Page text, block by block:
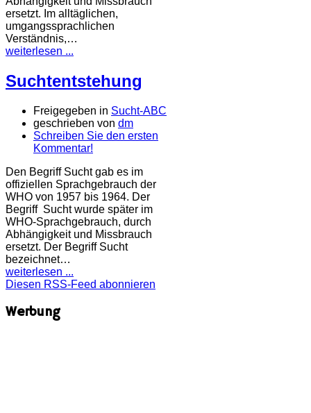
ersetzt. Im alltäglichen,
umgangssprachlichen
Verständnis,…
weiterlesen ...
Suchtentstehung
Freigegeben in Sucht-ABC
geschrieben von dm
Schreiben Sie den ersten
Kommentar!
Den Begriff Sucht gab es im
offiziellen Sprachgebrauch der
WHO von 1957 bis 1964. Der
Begriff Sucht wurde später im
WHO-Sprachgebrauch, durch
Abhängigkeit und Missbrauch
ersetzt. Der Begriff Sucht
bezeichnet…
weiterlesen ...
Diesen RSS-Feed abonnieren
Werbung